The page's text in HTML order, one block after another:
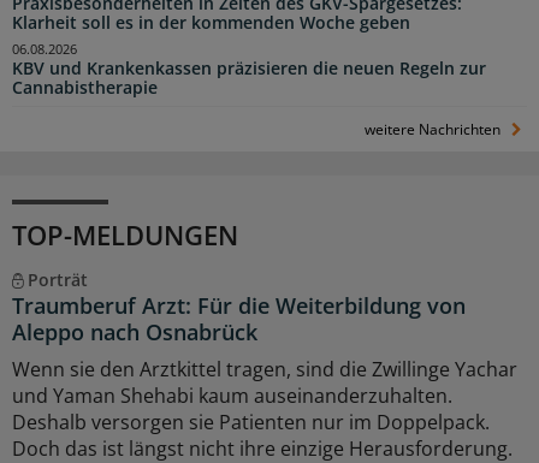
Klarheit soll es in der kommenden Woche geben
KBV und Krankenkassen präzisieren die neuen Regeln zur
Cannabistherapie
06.08.2026
weitere Nachrichten
TOP-MELDUNGEN
Porträt
Traumberuf Arzt: Für die Weiterbildung von
Aleppo nach Osnabrück
Wenn sie den Arztkittel tragen, sind die Zwillinge Yachar
und Yaman Shehabi kaum auseinanderzuhalten.
Deshalb versorgen sie Patienten nur im Doppelpack.
Doch das ist längst nicht ihre einzige Herausforderung.